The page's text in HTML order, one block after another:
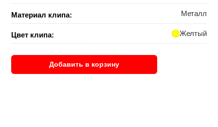
Материал клипа: Металл
Цвет клипа: Желтый
Добавить в корзину